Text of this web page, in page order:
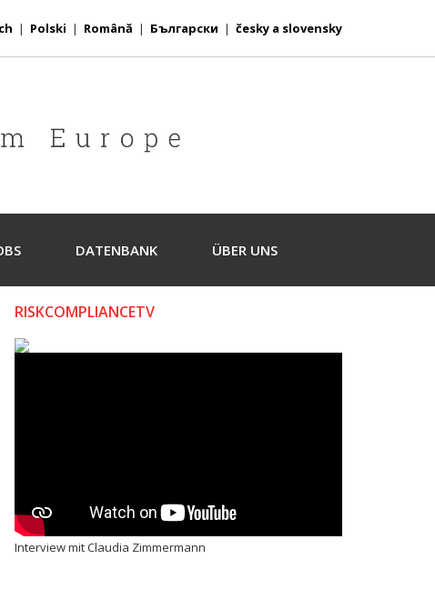
| Polski | Română | Български | česky a slovensky
DATENBANK ÜBER UNS
RISKCOMPLIANCETV
Interview mit Claudia Zimmermann